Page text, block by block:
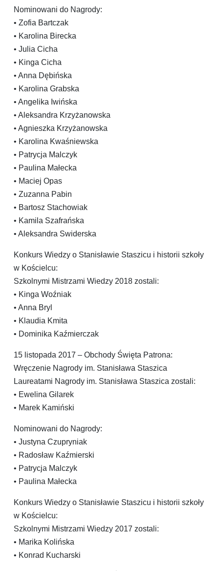
Nominowani do Nagrody:
• Zofia Bartczak
• Karolina Birecka
• Julia Cicha
• Kinga Cicha
• Anna Dębińska
• Karolina Grabska
• Angelika Iwińska
• Aleksandra Krzyżanowska
• Agnieszka Krzyżanowska
• Karolina Kwaśniewska
• Patrycja Malczyk
• Paulina Małecka
• Maciej Opas
• Zuzanna Pabin
• Bartosz Stachowiak
• Kamila Szafrańska
• Aleksandra Swiderska
Konkurs Wiedzy o Stanisławie Staszicu i historii szkoły
w Kościelcu:
Szkolnymi Mistrzami Wiedzy 2018 zostali:
• Kinga Woźniak
• Anna Bryl
• Klaudia Kmita
• Dominika Kaźmierczak
15 listopada 2017 – Obchody Święta Patrona:
Wręczenie Nagrody im. Stanisława Staszica
Laureatami Nagrody im. Stanisława Staszica zostali:
• Ewelina Gilarek
• Marek Kamiński
Nominowani do Nagrody:
• Justyna Czupryniak
• Radosław Kaźmierski
• Patrycja Malczyk
• Paulina Małecka
Konkurs Wiedzy o Stanisławie Staszicu i historii szkoły
w Kościelcu:
Szkolnymi Mistrzami Wiedzy 2017 zostali:
• Marika Kolińska
• Konrad Kucharski